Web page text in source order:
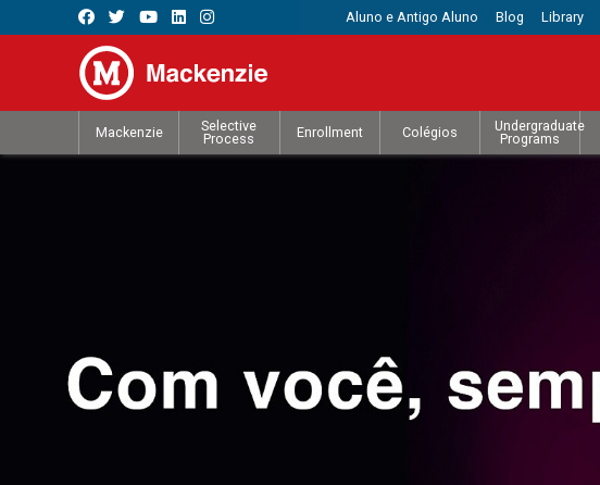
Aluno e Antigo Aluno Blog Library
Mackenzie
Selective
Process
Enrollment Colégios
Undergraduate
Programs